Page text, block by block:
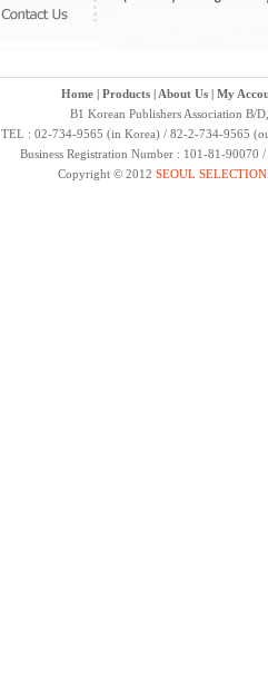
Home| Products| About Us| My
B1 Korean Publishers Association B/
TEL : 02-734-9565 (in Korea) / 82-2-734-9565
Business Registration Number : 101-81-
Copyright © 2012 SEOUL SELECTION